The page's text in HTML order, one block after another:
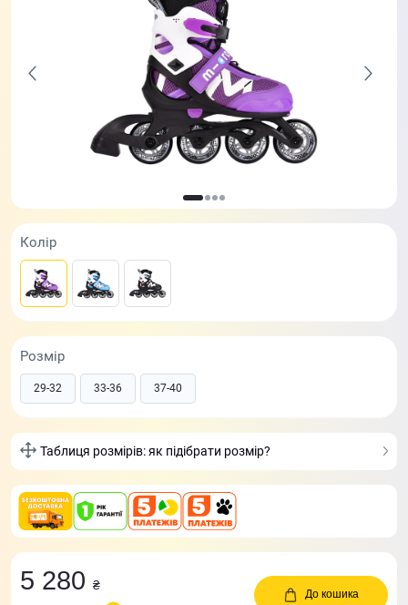
Колір
Розмір
29-32 33-36 37-40
Таблиця розмірів: як підібрати розмір?
5 280 ₴
До кошика